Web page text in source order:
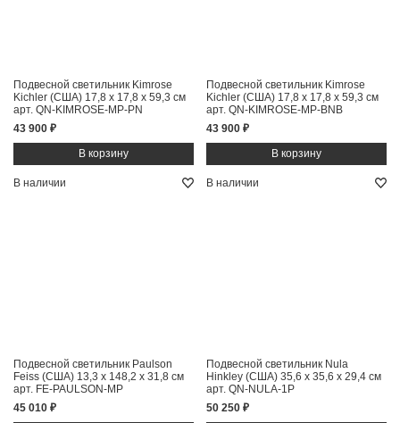
Подвесной светильник Kimrose
Kichler (США) 17,8 x 17,8 x 59,3 см
арт. QN-KIMROSE-MP-PN
43 900 ₽
Подвесной светильник Kimrose
Kichler (США) 17,8 x 17,8 x 59,3 см
арт. QN-KIMROSE-MP-BNB
43 900 ₽
В наличии
Подвесной светильник Paulson
Feiss (США) 13,3 x 148,2 x 31,8 см
арт. FE-PAULSON-MP
45 010 ₽
В наличии
Подвесной светильник Nula
Hinkley (США) 35,6 x 35,6 x 29,4 см
арт. QN-NULA-1P
50 250 ₽